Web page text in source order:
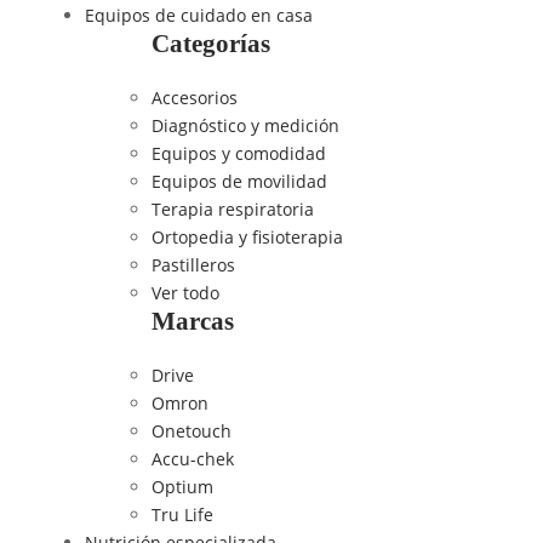
Equipos de cuidado en casa
Categorías
Accesorios
Diagnóstico y medición
Equipos y comodidad
Equipos de movilidad
Terapia respiratoria
Ortopedia y fisioterapia
Pastilleros
Ver todo
Marcas
Drive
Omron
Onetouch
Accu-chek
Optium
Tru Life